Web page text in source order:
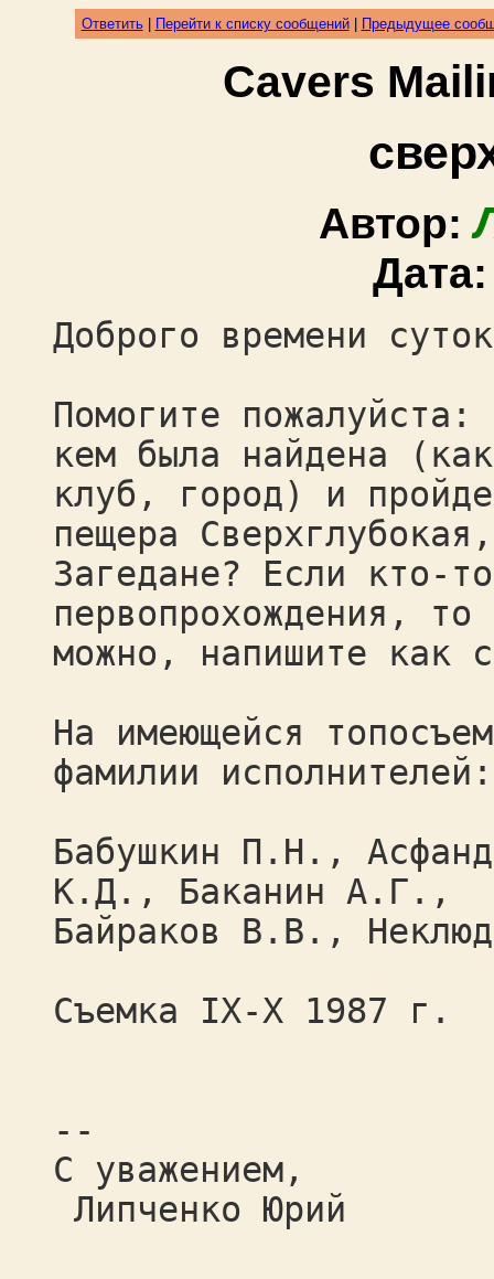
Ответить| Перейти к списку сообщений| Предыдущее
Cavers
Автор:
Доброго времени
Помогите
кем была найдена
клуб, город) и
пещера
Загедане? Если кто-
первопрохождения, то
можно, напишите как
На имеющейся
фамилии исполнителей:
Бабушкин П.Н.,
К.Д., Баканин А.Г.,
Байраков В.В.,
Съемка IX-X 1987 г.
--
С уважением,
Липченко Юрий